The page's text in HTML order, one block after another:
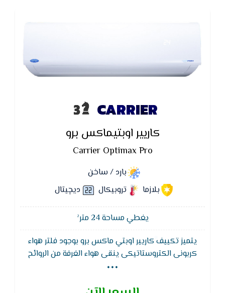
CARRIER
كاريير اوبتيماكس برو
Carrier Optimax Pro
بارد / ساخن
بلازما
تروبيكال ديچيتال
يغطي مساحة 24 متر²
يتميز تكييف كاريير اوبتي ماكس برو بوجود فلتر هواء
كربونى الكتروستاتيكى ينقى هواء الغرفة من الروائح
والأتربة الدقيقة ويتمتع تكييف كاريير بوجود وظيفة إعادة
...